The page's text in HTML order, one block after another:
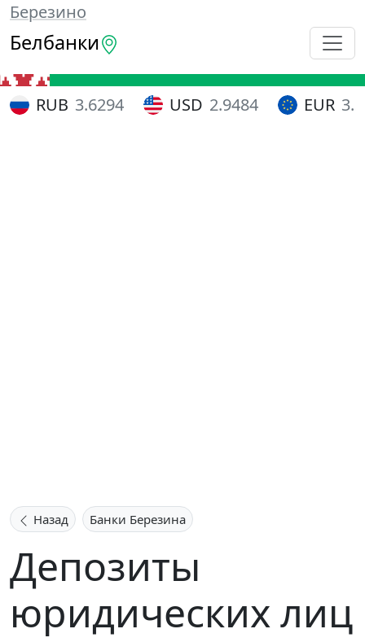
Березино
Белбанки
RUB 3.6294 USD 2.9484 EUR
Назад Банки Березина
Депозиты
юридических лиц